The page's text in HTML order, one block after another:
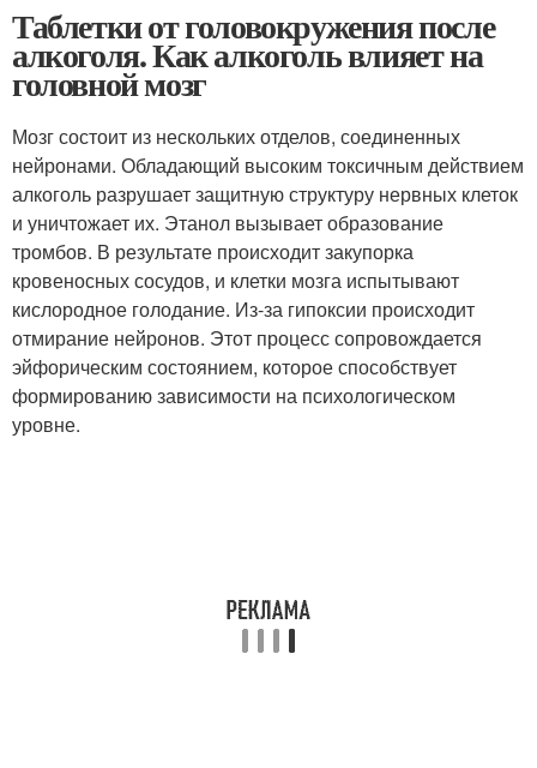
Таблетки от головокружения после
алкоголя. Как алкоголь влияет на
головной мозг
Мозг состоит из нескольких отделов, соединенных
нейронами. Обладающий высоким токсичным действием
алкоголь разрушает защитную структуру нервных клеток
и уничтожает их. Этанол вызывает образование
тромбов. В результате происходит закупорка
кровеносных сосудов, и клетки мозга испытывают
кислородное голодание. Из-за гипоксии происходит
отмирание нейронов. Этот процесс сопровождается
эйфорическим состоянием, которое способствует
формированию зависимости на психологическом
уровне.